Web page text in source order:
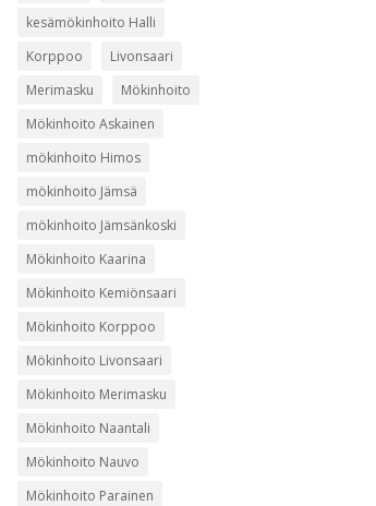
kesämökinhoito Halli
Korppoo
Livonsaari
Merimasku
Mökinhoito
Mökinhoito Askainen
mökinhoito Himos
mökinhoito Jämsä
mökinhoito Jämsänkoski
Mökinhoito Kaarina
Mökinhoito Kemiönsaari
Mökinhoito Korppoo
Mökinhoito Livonsaari
Mökinhoito Merimasku
Mökinhoito Naantali
Mökinhoito Nauvo
Mökinhoito Parainen